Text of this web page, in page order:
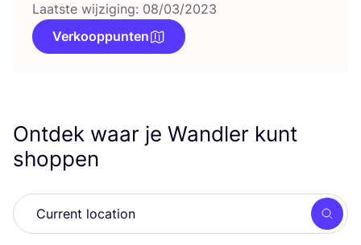
Laatste wijziging: 08/03/2023
Verkooppunten
Ontdek waar je Wandler kunt
shoppen
Zoek